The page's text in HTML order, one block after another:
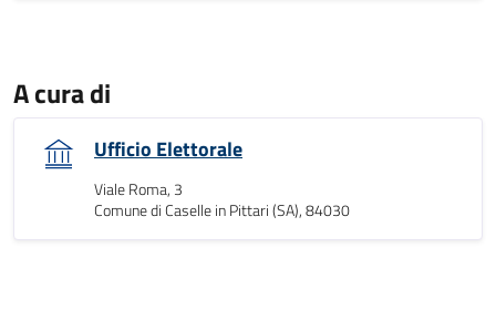
A cura di
Ufficio Elettorale
Viale Roma, 3
Comune di Caselle in Pittari (SA), 84030